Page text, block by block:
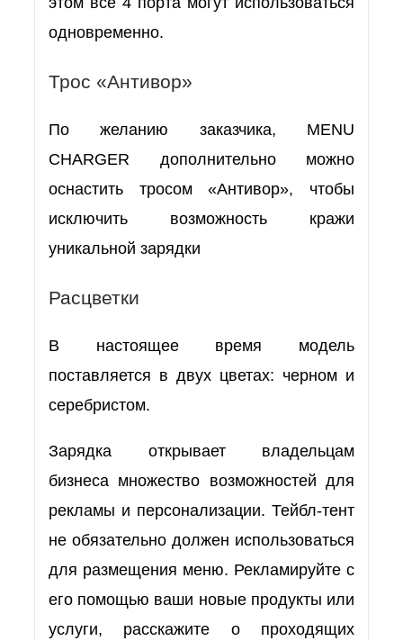
одновременно.
Трос «Антивор»
По желанию заказчика, MENU
CHARGER дополнительно можно
оснастить тросом «Антивор», чтобы
исключить возможность кражи
уникальной зарядки
Расцветки
В настоящее время модель
поставляется в двух цветах: черном и
серебристом.
Зарядка открывает владельцам
бизнеса множество возможностей для
рекламы и персонализации. Тейбл-тент
не обязательно должен использоваться
для размещения меню. Рекламируйте с
его помощью ваши новые продукты или
услуги, расскажите о проходящих